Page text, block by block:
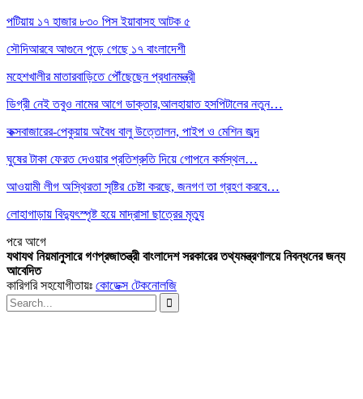
পটিয়ায় ১৭ হাজার ৮৩০ পিস ইয়াবাসহ আটক ৫
সৌদিআরবে আগুনে পুড়ে গেছে ১৭ বাংলাদেশী
মহেশখালীর মাতারবাড়িতে পৌঁছেছেন প্রধানমন্ত্রী
ডিগ্রী নেই তবুও নামের আগে ডাক্তার,আলহায়াত হসপিটালের নতুন…
কক্সবাজারের-পেকুয়ায় অবৈধ বালু উত্তোলন, পাইপ ও মেশিন জব্দ
ঘুষের টাকা ফেরত দেওয়ার প্রতিশ্রুতি দিয়ে গোপনে কর্মস্থল…
আওয়ামী লীগ অস্থিরতা সৃষ্টির চেষ্টা করছে, জনগণ তা গ্রহণ করবে…
লোহাগাড়ায় বিদ্যুৎস্পৃষ্ট হয়ে মাদ্রাসা ছাত্রের মৃত্যু
পরেআগে
যথাযথ নিয়মানুসারে গণপ্রজাতন্ত্রী বাংলাদেশ সরকারের তথ্যমন্ত্রণালয়ে নিবন্ধনের জন্য
আবেদিত
কারিগরি সহযোগীতায়ঃ কোডেক্স টেকনোলজি